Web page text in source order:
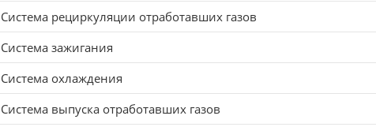
Система рециркуляции отработавших газов
Система зажигания
Система охлаждения
Система выпуска отработавших газов